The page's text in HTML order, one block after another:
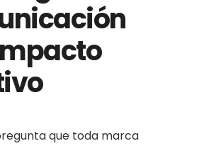
que toda marca